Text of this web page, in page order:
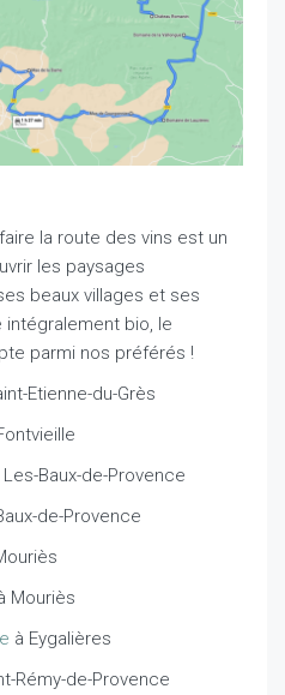
la route des vins est un
les paysages
beaux villages et ses
intégralement bio, le
parmi nos préférés !
Etienne-du-Grès
Les-Baux-de-Provence
de-Provence
Mouriès
à Eygalières
Rémy-de-Provence